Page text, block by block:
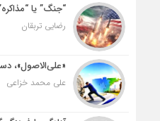
“جنگ” یا
رضایی تربقان
«علی‌الاصول»،
علی محمد خزاعی